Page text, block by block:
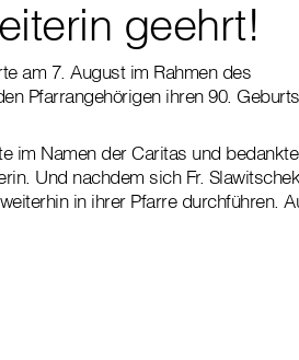
geehrt!
am 7. August im Rahmen des
Pfarrangehörigen ihren 90.
im Namen der Caritas und
Und nachdem sich Fr.
in ihrer Pfarre durchführen.